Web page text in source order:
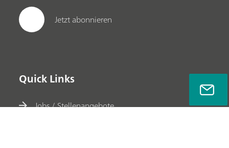
Jetzt abonnieren
Quick Links
Jobs / Stellenangebote